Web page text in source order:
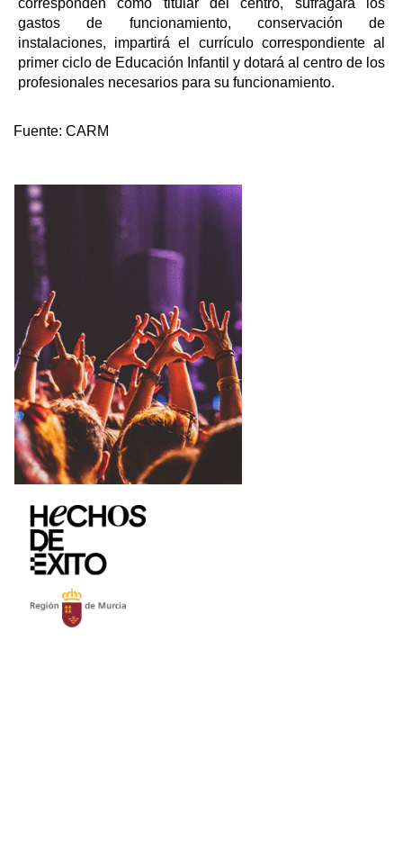
gastos de funcionamiento, conservación de
instalaciones, impartirá el currículo correspondiente al
primer ciclo de Educación Infantil y dotará al centro de los
profesionales necesarios para su funcionamiento.
Fuente: CARM